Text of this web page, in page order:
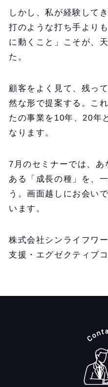
しかし、私が経験して
打のような打ち手より
に動くこと」こそが、
た。
顧客をよく見て、残っ
然な形で提案する。こ
たの事業を10年、20年
なります。
7月のセミナーでは、あ
ある「成長の種」を、
う。画面越しにお会い
います。
株式会社シンライフワ
支援・エグゼクティブ